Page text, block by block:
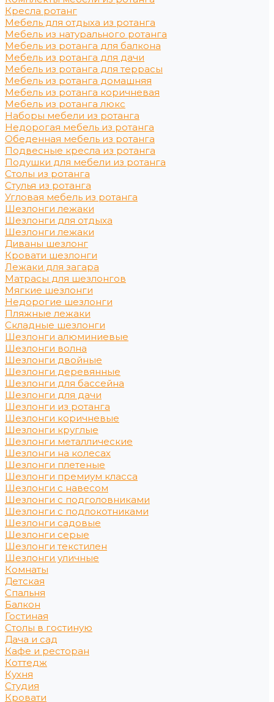
Кресла ротанг
Мебель для отдыха из ротанга
Мебель из натурального ротанга
Мебель из ротанга для балкона
Мебель из ротанга для дачи
Мебель из ротанга для террасы
Мебель из ротанга домашняя
Мебель из ротанга коричневая
Мебель из ротанга люкс
Наборы мебели из ротанга
Недорогая мебель из ротанга
Обеденная мебель из ротанга
Подвесные кресла из ротанга
Подушки для мебели из ротанга
Столы из ротанга
Стулья из ротанга
Угловая мебель из ротанга
Шезлонги лежаки
Шезлонги для отдыха
Шезлонги лежаки
Диваны шезлонг
Кровати шезлонги
Лежаки для загара
Матрасы для шезлонгов
Мягкие шезлонги
Недорогие шезлонги
Пляжные лежаки
Складные шезлонги
Шезлонги алюминиевые
Шезлонги волна
Шезлонги двойные
Шезлонги деревянные
Шезлонги для бассейна
Шезлонги для дачи
Шезлонги из ротанга
Шезлонги коричневые
Шезлонги круглые
Шезлонги металлические
Шезлонги на колесах
Шезлонги плетеные
Шезлонги премиум класса
Шезлонги с навесом
Шезлонги с подголовниками
Шезлонги с подлокотниками
Шезлонги садовые
Шезлонги серые
Шезлонги текстилен
Шезлонги уличные
Комнаты
Детская
Спальня
Балкон
Гостиная
Столы в гостиную
Дача и сад
Кафе и ресторан
Коттедж
Кухня
Студия
Кровати